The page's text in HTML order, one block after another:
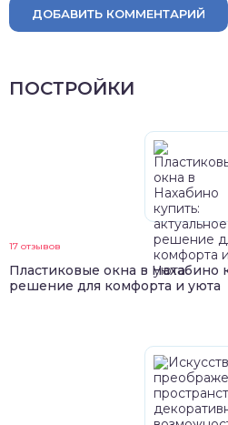
ДОБАВИТЬ КОММЕНТАРИЙ
ПОСТРОЙКИ
17 отзывов
Пластиковые окна в Нахабино
решение для комфорта и уюта